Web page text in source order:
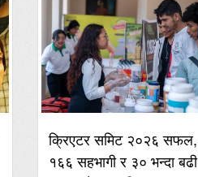
क्रिएटर समिट २०२६ सफल,
१६६ सहभागी र ३० भन्दा बढी